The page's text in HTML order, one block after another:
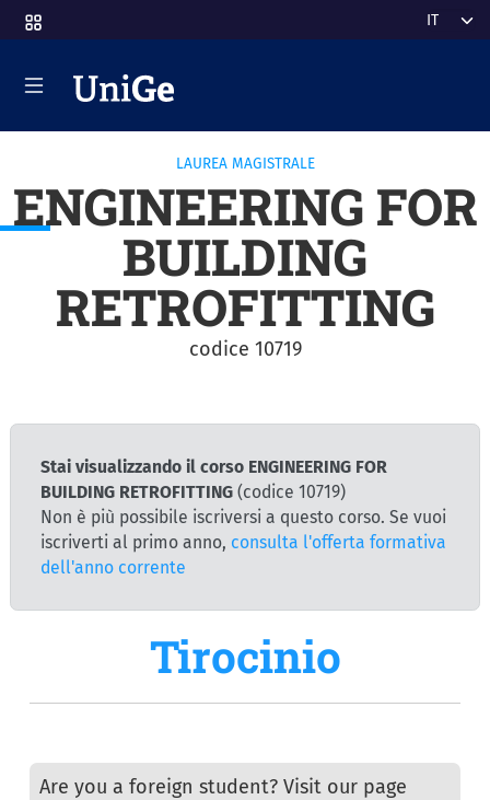
al contenuto principale Select
LAUREA MAGISTRALE
ENGINEERING FOR
BUILDING
RETROFITTING
codice 10719
Stai visualizzando il corso ENGINEERING FOR
BUILDING RETROFITTING (codice 10719)
Non è più possibile iscriversi a questo corso. Se vuoi
iscriverti al primo anno, consulta l'offerta formativa
dell'anno corrente
Tirocinio
Are you a foreign student? Visit our page